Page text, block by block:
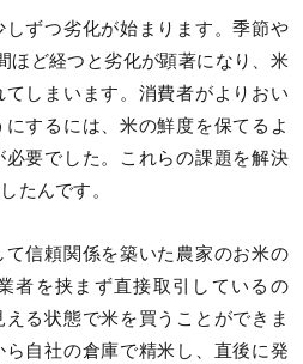
しずつ劣化が始まります。季節や
ほど経つと劣化が顕著になり、米
しまいます。消費者がよりおい
するには、米の鮮度を保てるよ
要でした。これらの課題を解決
たんです。
信頼関係を築いた農家のお米の
者を挟まず直接取引しているの
る状態で米を買うことができま
自社の倉庫で精米し、直後に発